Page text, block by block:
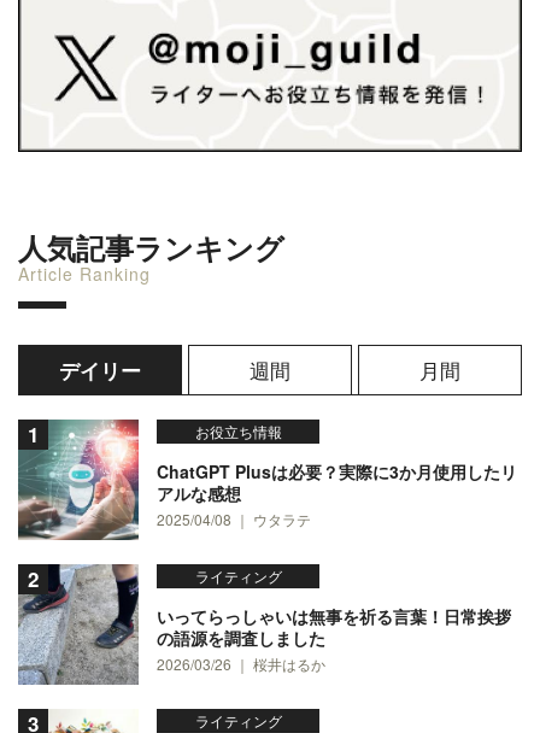
人気記事ランキング
Article Ranking
デイリー 週間 月間
お役立ち情報
ChatGPT Plusは必要？実際に3か月使用したリ
アルな感想
2025/04/08 ｜ ウタラテ
ライティング
いってらっしゃいは無事を祈る言葉！日常挨拶
の語源を調査しました
2026/03/26 ｜ 桜井はるか
ライティング